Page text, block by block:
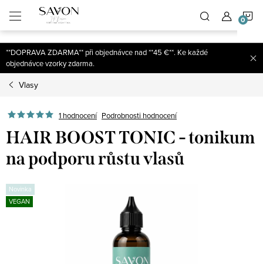
Přejít
na
obsah
**DOPRAVA ZDARMA** při objednávce nad **45 €**. Ke každé
objednávce vzorky zdarma.
Vlasy
1 hodnocení Podrobnosti hodnocení
HAIR BOOST TONIC - tonikum
na podporu růstu vlasů
Novinka
VEGAN